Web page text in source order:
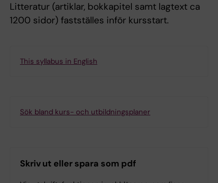
Litteratur (artiklar, bokkapitel samt lagtext ca
1200 sidor) fastställes inför kursstart.
This syllabus in English
Sök bland kurs- och utbildningsplaner
Skriv ut eller spara som pdf